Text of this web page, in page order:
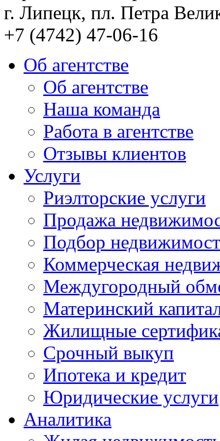
г. Липецк, пл. Петра
+7 (4742) 47-06-16
Об агентстве
Об агентстве
Наша команда
Работа в агентстве
Отзывы клиентов
Услуги
Риэлторские услуги
Продажа
Подбор
Коммерческая
Междугородный
Материнский
Жилищные
Срочный выкуп
Ипотека и кредит
Юридические услуги
Аналитика